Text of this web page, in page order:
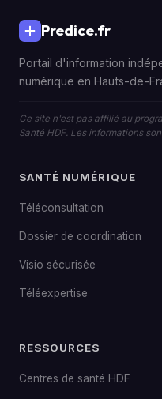
Predice.fr
Portail d'information
numérique en Hauts-de-
Ce site n'est pas affilié au
Santé HDF. Les informations
SANTÉ NUMÉRIQUE
Téléconsultation
Dossier de coordination
Visio sécurisée
Téléexpertise
RESSOURCES
Centres de santé HDF